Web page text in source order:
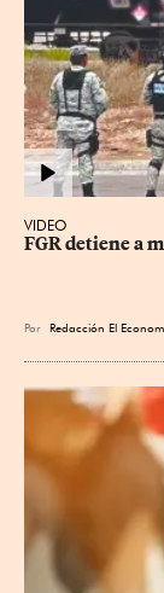
VIDEO
FGR detiene a
Por Redacción El